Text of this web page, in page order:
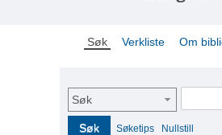
Søk Verkliste Om
Søk
Søk Søketips Nullstill